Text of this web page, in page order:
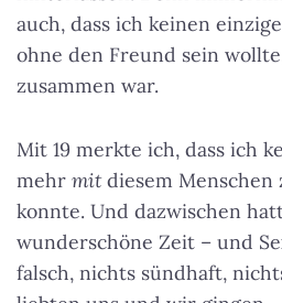
auch, dass ich keinen
ohne den Freund sein
zusammen war.
Mit 19 merkte ich, dass ich
mehr mitdiesem Menschen
konnte. Und dazwischen
wunderschöne Zeit – und
falsch, nichts sündhaft,